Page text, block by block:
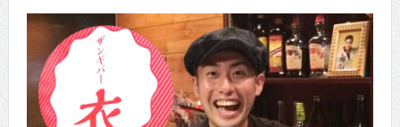
CINEMA×STYLE 294号